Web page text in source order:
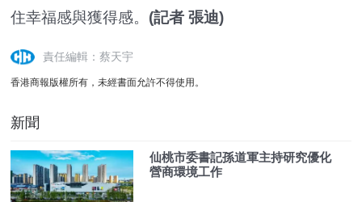
住幸福感與獲得感。 (記者 張迪)
責任編輯：蔡天宇
香港商報版權所有，未經書面允許不得使用。
新聞
仙桃市委書記孫道軍主持研究優化
營商環境工作